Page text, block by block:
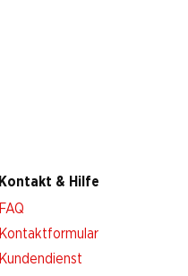
Kontakt & Hilfe
FAQ
Kontaktformular
Kundendienst